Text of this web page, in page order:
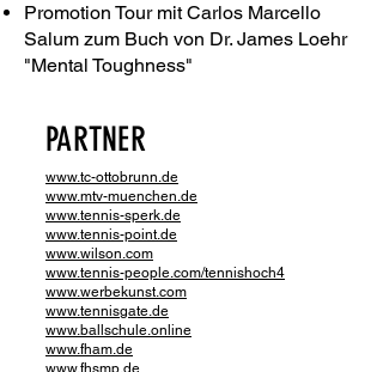
Promotion Tour mit Carlos Marcello
Salum zum Buch von Dr. James Loehr
"Mental Toughness"
PARTNER
www.tc-ottobrunn.de
www.mtv-muenchen.de
www.tennis-sperk.de
www.tennis-point.de
www.wilson.com
www.tennis-people.com/tennishoch4
www.werbekunst.com
www.tennisgate.de
www.ballschule.online
www.fham.de
www.fhsmp.de